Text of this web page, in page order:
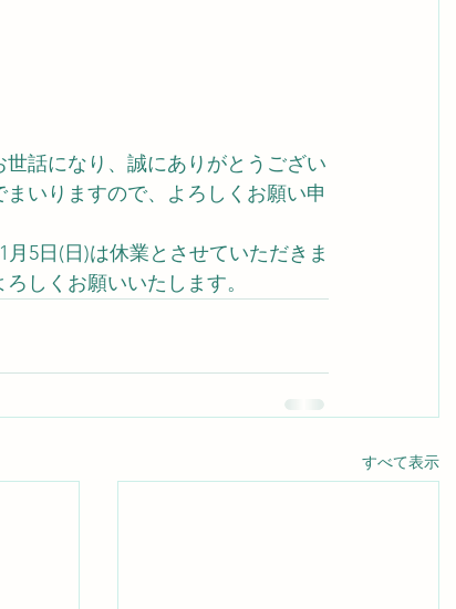
話になり、誠にありがとうござい
いりますので、よろしくお願い申
5日(日)は休業とさせていただきま
しくお願いいたします。
すべて表示